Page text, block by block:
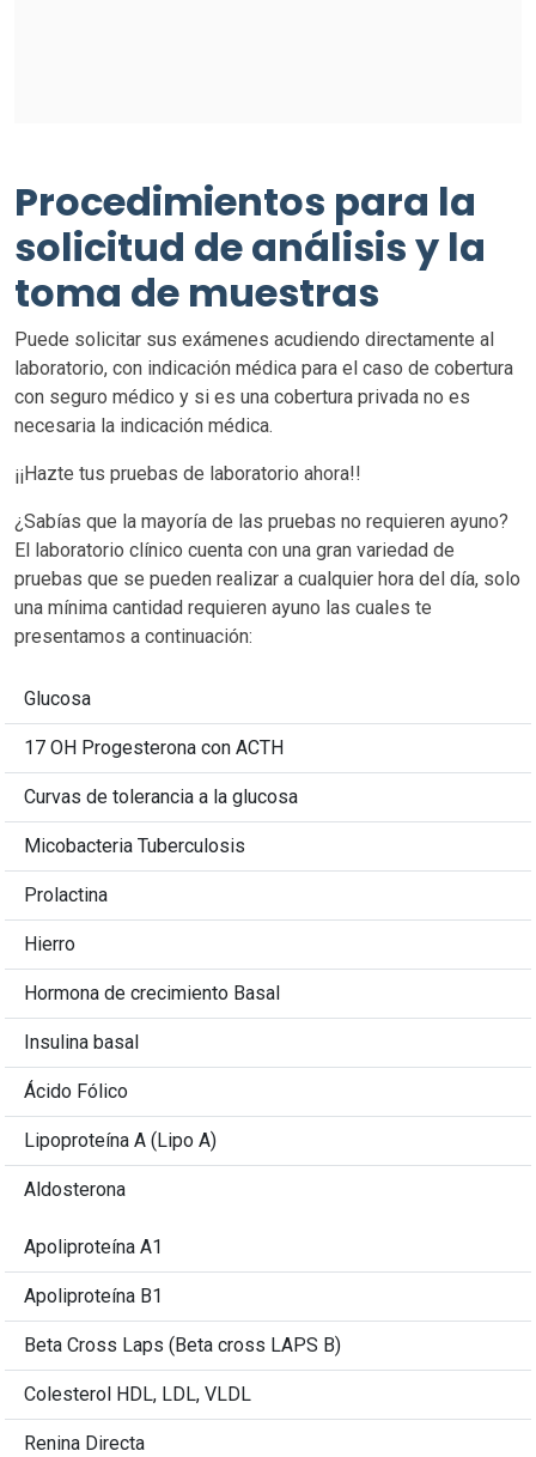
Procedimientos para la
solicitud de análisis y la
toma de muestras
Puede solicitar sus exámenes acudiendo directamente al
laboratorio, con indicación médica para el caso de cobertura
con seguro médico y si es una cobertura privada no es
necesaria la indicación médica.
¡¡Hazte tus pruebas de laboratorio ahora!!
¿Sabías que la mayoría de las pruebas no requieren ayuno?
El laboratorio clínico cuenta con una gran variedad de
pruebas que se pueden realizar a cualquier hora del día, solo
una mínima cantidad requieren ayuno las cuales te
presentamos a continuación:
Glucosa
17 OH Progesterona con ACTH
Curvas de tolerancia a la glucosa
Micobacteria Tuberculosis
Prolactina
Hierro
Hormona de crecimiento Basal
Insulina basal
Ácido Fólico
Lipoproteína A (Lipo A)
Aldosterona
Apoliproteína A1
Apoliproteína B1
Beta Cross Laps (Beta cross LAPS B)
Colesterol HDL, LDL, VLDL
Renina Directa